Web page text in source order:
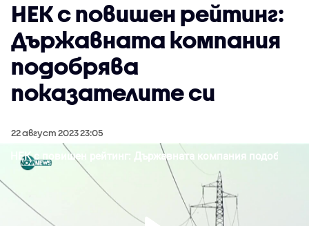
НЕК с повишен рейтинг:
Държавната компания
подобрява
показателите си
22 август 2023 23:05